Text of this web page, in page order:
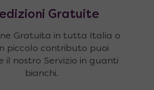
Gratuite
Gratuita in tutta Italia o
piccolo contributo puoi
il nostro Servizio in guanti
bianchi.